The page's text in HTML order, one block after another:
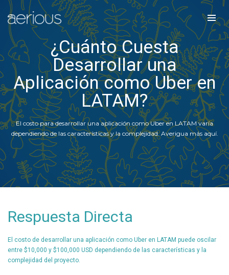
¿Cuánto Cuesta
Desarrollar una
Aplicación como Uber en
LATAM?
El costo para desarrollar una aplicación como Uber en LATAM varía
dependiendo de las características y la complejidad. Averigua más aquí.
Respuesta Directa
El costo de desarrollar una aplicación como Uber en LATAM puede oscilar
entre $10,000 y $100,000 USD dependiendo de las características y la
complejidad del proyecto.